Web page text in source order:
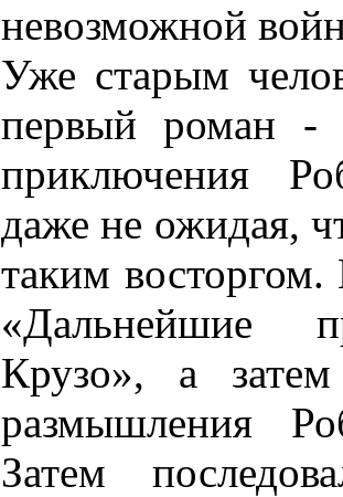
невозможной
Уже старым
первый роман -
приключения
даже не ожидая,
таким
«Дальнейшие
Крузо», а
размышления
Затем